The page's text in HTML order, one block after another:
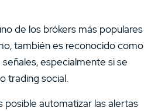
de los brókers más populares
también es reconocido como
especialmente si se
trading social.
posible automatizar las alertas